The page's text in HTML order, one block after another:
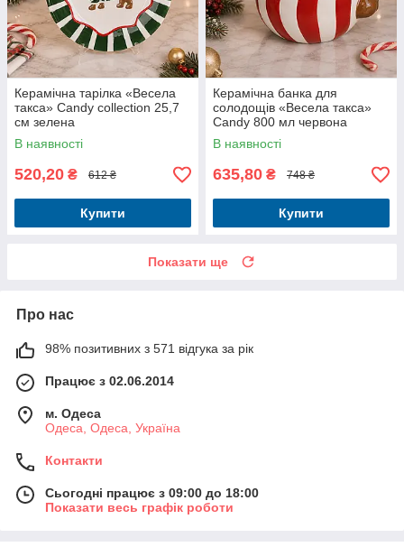
Керамічна тарілка «Весела
такса» Candy collection 25,7
см зелена
В наявності
520,20 ₴ 612 ₴
Купити
Керамічна банка для
солодощів «Весела такса»
Candy 800 мл червона
В наявності
635,80 ₴ 748 ₴
Купити
Показати ще
Про нас
98% позитивних з 571 відгука за рік
Працює з 02.06.2014
м. Одеса
Одеса, Одеса, Україна
Контакти
Сьогодні працює з 09:00 до 18:00
Показати весь графік роботи